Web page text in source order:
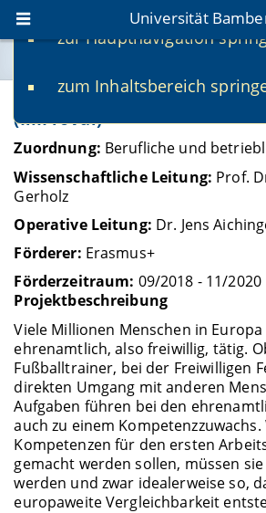
zur Hauptnavigation
zum Inhaltsbereich
Universität
www.uni-bamberg.de
univis.uni-bamberg.de
fis.uni-bamberg.de
Improving Validation in the
(ImProVal)
Zuordnung: Berufliche und
Wissenschaftliche Leitung: Prof.
Gerholz
Operative Leitung: Dr. Jens
Förderer: Erasmus+
Förderzeitraum: 09/2018 - 11/2020
Projektbeschreibung
Viele Millionen Menschen in
ehrenamtlich, also freiwillig, tätig.
Fußballtrainer, bei der Freiwilligen
direkten Umgang mit anderen
Aufgaben führen bei den
auch zu einem Kompetenzzuwachs.
Kompetenzen für den ersten
gemacht werden sollen, müssen
werden und zwar idealerweise so,
europaweite Vergleichbarkeit